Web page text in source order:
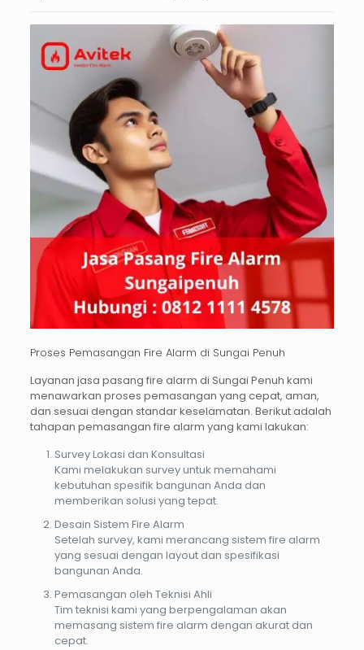
Proses Pemasangan Fire Alarm di Sungai Penuh
Layanan jasa pasang fire alarm di Sungai Penuh kami
menawarkan proses pemasangan yang cepat, aman,
dan sesuai dengan standar keselamatan. Berikut adalah
tahapan pemasangan fire alarm yang kami lakukan:
Survey Lokasi dan Konsultasi
Kami melakukan survey untuk memahami
kebutuhan spesifik bangunan Anda dan
memberikan solusi yang tepat.
Desain Sistem Fire Alarm
Setelah survey, kami merancang sistem fire alarm
yang sesuai dengan layout dan spesifikasi
bangunan Anda.
Pemasangan oleh Teknisi Ahli
Tim teknisi kami yang berpengalaman akan
memasang sistem fire alarm dengan akurat dan
cepat.